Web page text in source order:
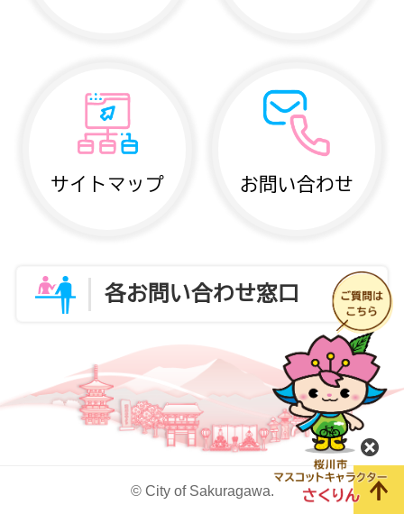
サイトマップ お問い合わせ
各お問い合わせ窓口
© City of Sakuragawa.